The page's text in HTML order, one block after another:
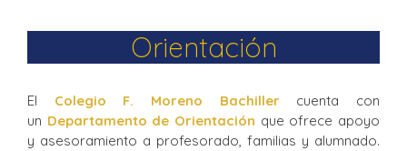
Orientación
El Colegio F. Moreno Bachiller cuenta con
un Departamento de Orientación que ofrece apoyo
y asesoramiento a profesorado, familias y alumnado.